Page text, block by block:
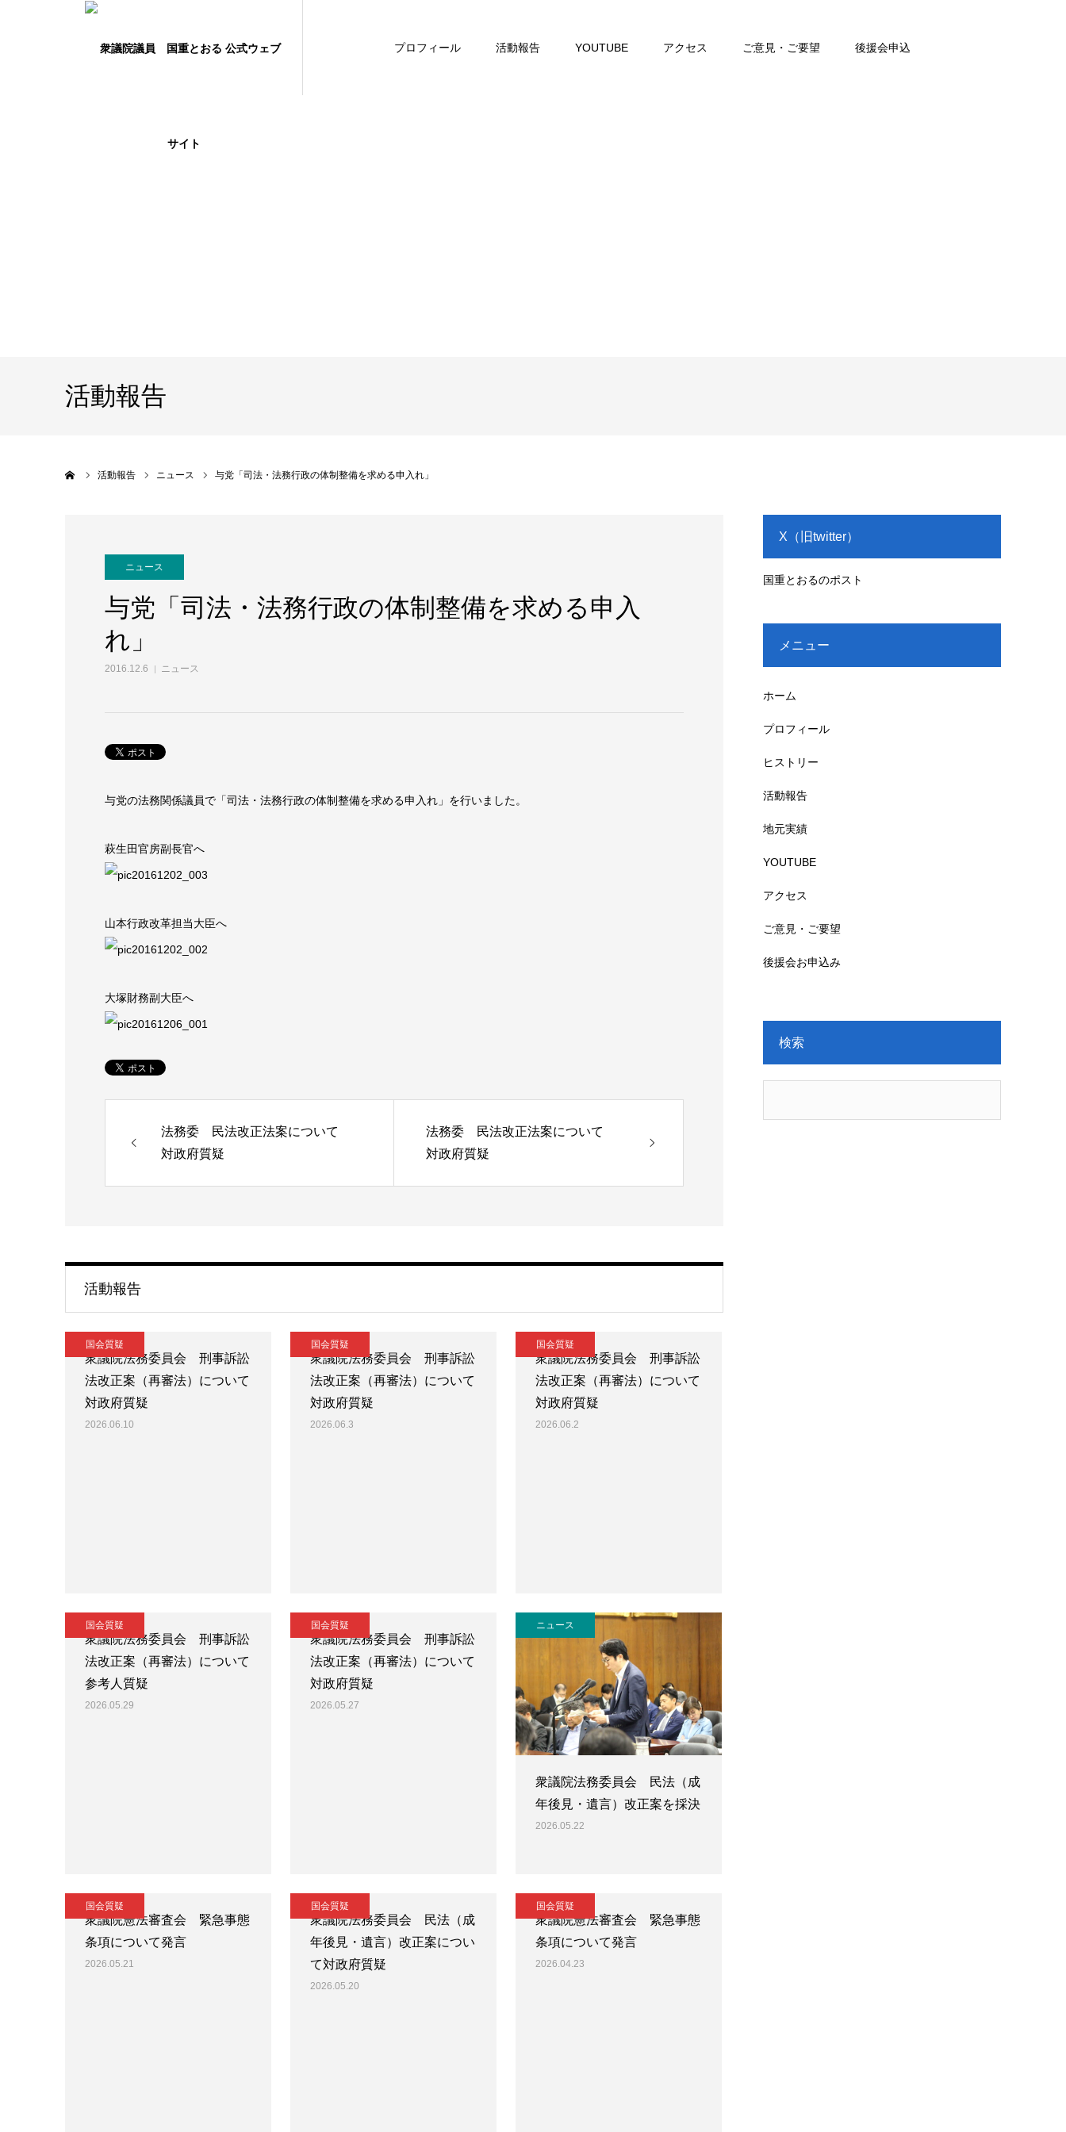
プロフィール 活動報告 YOUTUBE アクセス ご意見・ご要望 後援会申込
活動報告
活動報告 ニュース 与党「司法・法務行政の体制整備を求める申入れ」
ニュース
与党「司法・法務行政の体制整備を求める申入
れ」
2016.12.6 ニュース
与党の法務関係議員で「司法・法務行政の体制整備を求める申入れ」を行いました。
萩生田官房副長官へ
山本行政改革担当大臣へ
大塚財務副大臣へ
法務委 民法改正法案について
対政府質疑
法務委 民法改正法案について
対政府質疑
活動報告
国会質疑
衆議院法務委員会 刑事訴訟
法改正案（再審法）について
対政府質疑
2026.06.10
国会質疑
衆議院法務委員会 刑事訴訟
法改正案（再審法）について
対政府質疑
2026.06.3
国会質疑
衆議院法務委員会 刑事訴訟
法改正案（再審法）について
対政府質疑
2026.06.2
国会質疑
衆議院法務委員会 刑事訴訟
法改正案（再審法）について
参考人質疑
2026.05.29
国会質疑
衆議院法務委員会 刑事訴訟
法改正案（再審法）について
対政府質疑
2026.05.27
ニュース
衆議院法務委員会 民法（成
年後見・遺言）改正案を採決
2026.05.22
国会質疑
衆議院憲法審査会 緊急事態
条項について発言
2026.05.21
国会質疑
衆議院法務委員会 民法（成
年後見・遺言）改正案につい
て対政府質疑
2026.05.20
国会質疑
衆議院憲法審査会 緊急事態
条項について発言
2026.04.23
X（旧twitter）
国重とおるのポスト
メニュー
ホーム
プロフィール
ヒストリー
活動報告
地元実績
YOUTUBE
アクセス
ご意見・ご要望
後援会お申込み
検索